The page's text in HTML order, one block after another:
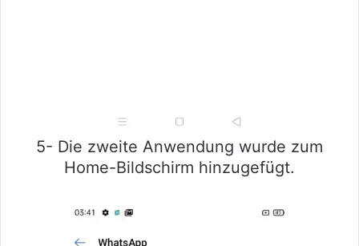
5- Die zweite Anwendung wurde zum
Home-Bildschirm hinzugefügt.